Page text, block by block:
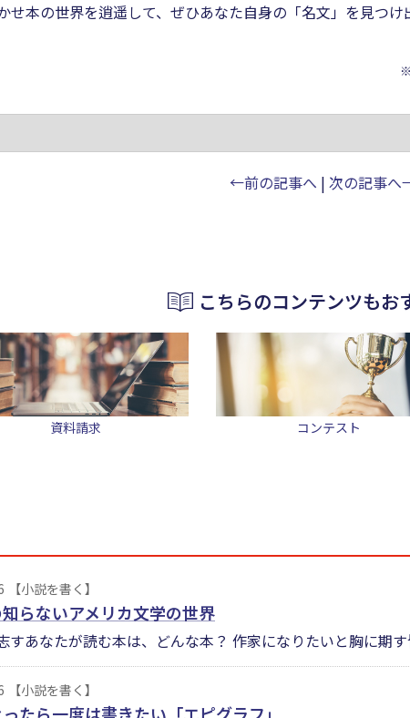
せ本の世界を逍遥して、ぜひあなた自身の「名文」を見つけ
←前の記事へ | 次の記事
こちらのコンテンツもお
資料請求 コンテスト
【小説を書く】
らないアメリカ文学の世界
すあなたが読む本は、どんな本？ 作家になりたいと胸に期
【小説を書く】